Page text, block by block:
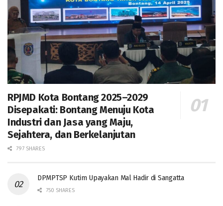
RPJMD Kota Bontang 2025–2029
Disepakati: Bontang Menuju Kota
Industri dan Jasa yang Maju,
Sejahtera, dan Berkelanjutan
797 SHARES
DPMPTSP Kutim Upayakan Mal Hadir di Sangatta
750 SHARES